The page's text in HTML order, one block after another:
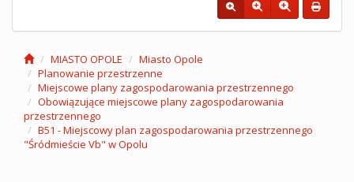
MIASTO OPOLE
Miasto Opole
Planowanie przestrzenne
Miejscowe plany zagospodarowania przestrzennego
Obowiązujące miejscowe plany zagospodarowania
przestrzennego
B51 - Miejscowy plan zagospodarowania przestrzennego
"Śródmieście Vb" w Opolu